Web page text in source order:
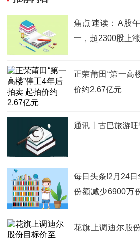
焦点速读：A股
一，超2300股上
正荣莆田“第一高
价约2.67亿元
通讯丨古巴旅游
每日头条!2月24
份额减少6900万
花旗上调迪尔股